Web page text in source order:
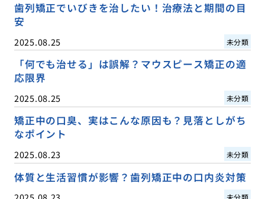
歯列矯正でいびきを治したい！治療法と期間の目
安
2025.08.25 未分類
「何でも治せる」は誤解？マウスピース矯正の適
応限界
2025.08.25 未分類
矯正中の口臭、実はこんな原因も？見落としがち
なポイント
2025.08.23 未分類
体質と生活習慣が影響？歯列矯正中の口内炎対策
未分類